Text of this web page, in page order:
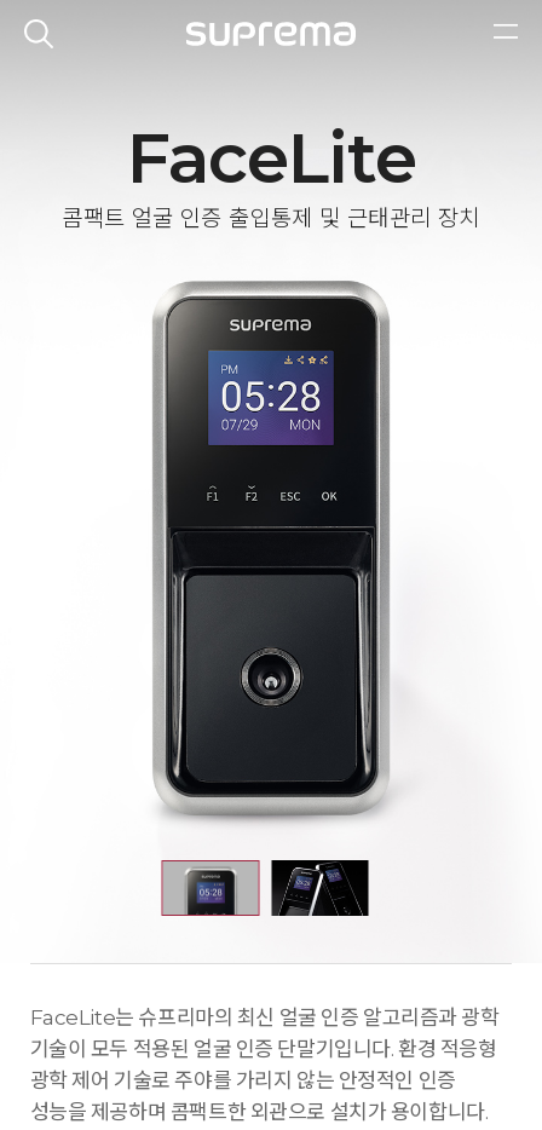
FaceLite
콤팩트 얼굴 인증 출입통제 및 근태관리 장치
FaceLite는 슈프리마의 최신 얼굴 인증 알고리즘과 광학
기술이 모두 적용된 얼굴 인증 단말기입니다. 환경 적응형
광학 제어 기술로 주야를 가리지 않는 안정적인 인증
성능을 제공하며 콤팩트한 외관으로 설치가 용이합니다.